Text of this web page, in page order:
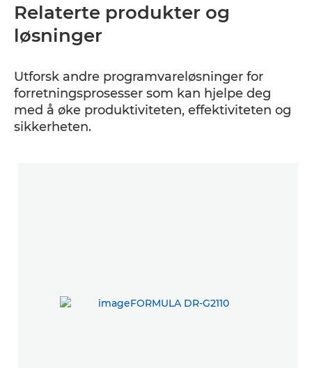
Relaterte produkter og
løsninger
Utforsk andre programvareløsninger for
forretningsprosesser som kan hjelpe deg
med å øke produktiviteten, effektiviteten og
sikkerheten.